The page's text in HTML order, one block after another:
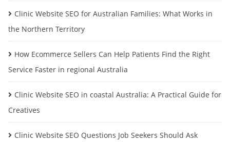
Clinic Website SEO for Australian Families: What Works in
the Northern Territory
How Ecommerce Sellers Can Help Patients Find the Right
Service Faster in regional Australia
Clinic Website SEO in coastal Australia: A Practical Guide for
Creatives
Clinic Website SEO Questions Job Seekers Should Ask